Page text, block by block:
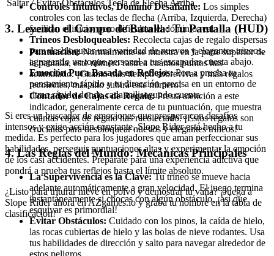
Controles Intuitivos, Dominio Desafiante: Los simples
controles con las teclas de flecha (Arriba, Izquierda, Derecha)
facilitan el inicio, pero dificultan el dominio real.
Trineos Desbloqueables: Recolecta cajas de regalo dispersas
para desbloquear una variedad de nuevos y elegantes trineos,
agregando un toque personal a tus escapadas cuesta abajo.
Emoción Pura Basada en Reflejos:Pon a prueba tu
pensamiento rápido y tu dirección precisa en un entorno de
ritmo rápido donde cada milisegundo cuenta.
Si eres un buscador de emociones que prospera con desafíos
intensos y exige acción constante, Slope Rider está hecho a tu
medida. Es perfecto para los jugadores que aman perfeccionar sus
habilidades, perseguir puntuaciones altas y experimentar la emoción
de los casi accidentes. Prepárate para una experiencia adictiva que
pondrá a prueba tus reflejos hasta el límite absoluto.
¿Listo para triturar nieve en polvo y demostrar tu valía? ¡Juega a
Slope Rider ahora en AZgames.io y graba tu nombre en la tabla de
clasificación!
Saltar / Evitar Obstáculos Tecla de Flecha Arriba
3. Leyendo el Campo de Batalla: Tu Pantalla (HUD)
Puntuación:Normalmente se muestra en la parte superior de
la pantalla, este número rastrea cuántos puntos has
acumulado. ¡Cuanto más tiempo sobrevivas y más regalos
recolectes, más alto subirá este número!
Contador de Cajas de Regalo:Presta atención a este
indicador, generalmente cerca de tu puntuación, que muestra
cuántas cajas de regalo has recolectado. ¡Estos regalos son
cruciales para desbloquear nuevos y elegantes trineos!
4. Las Reglas del Mundo: Mecánicas Principales
La Supervivencia es la Clave:Tu trineo se mueve hacia
adelante automáticamente a gran velocidad. El juego termina
instantáneamente si chocas con algún obstáculo, ¡así que
esquivar es primordial!
Evitar Obstáculos: Cuidado con los pinos, la caída de hielo,
las rocas cubiertas de hielo y las bolas de nieve rodantes. Usa
tus habilidades de dirección y salto para navegar alrededor de
estos peligros.